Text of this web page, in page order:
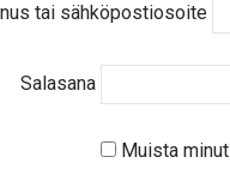
tai sähköpostiosoite
Salasana
Muista minut